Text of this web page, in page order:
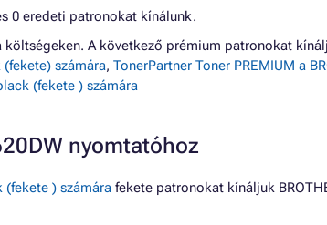
0 eredeti patronokat kínálunk.
A következő prémium patronokat
(fekete) számára, TonerPartner Toner PREMIUM a
(fekete ) számára
nyomtatóhoz
(fekete ) számára fekete patronokat kínáljuk